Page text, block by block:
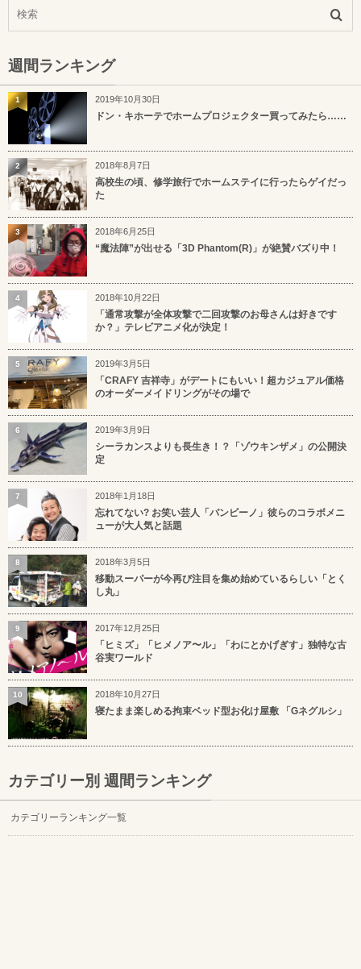
週間ランキング
2019年10月30日
ドン・キホーテでホームプロジェクター買ってみたら……
1
2018年8月7日
高校生の頃、修学旅行でホームステイに行ったらゲイだっ
た
2
2018年6月25日
“魔法陣”が出せる「3D Phantom(R)」が絶賛バズり中！
3
2018年10月22日
「通常攻撃が全体攻撃で二回攻撃のお母さんは好きです
か？」テレビアニメ化が決定！
4
2019年3月5日
「CRAFY 吉祥寺」がデートにもいい！超カジュアル価格
のオーダーメイドリングがその場で
5
2019年3月9日
シーラカンスよりも長生き！？「ゾウキンザメ」の公開決
定
6
2018年1月18日
忘れてない? お笑い芸人「バンビーノ」彼らのコラボメニ
ューが大人気と話題
7
2018年3月5日
移動スーパーが今再び注目を集め始めているらしい「とく
し丸」
8
2017年12月25日
「ヒミズ」「ヒメノア〜ル」「わにとかげぎす」独特な古
谷実ワールド
9
2018年10月27日
寝たまま楽しめる拘束ベッド型お化け屋敷 「Gネグルシ」
10
カテゴリー別 週間ランキング
カテゴリーランキング一覧